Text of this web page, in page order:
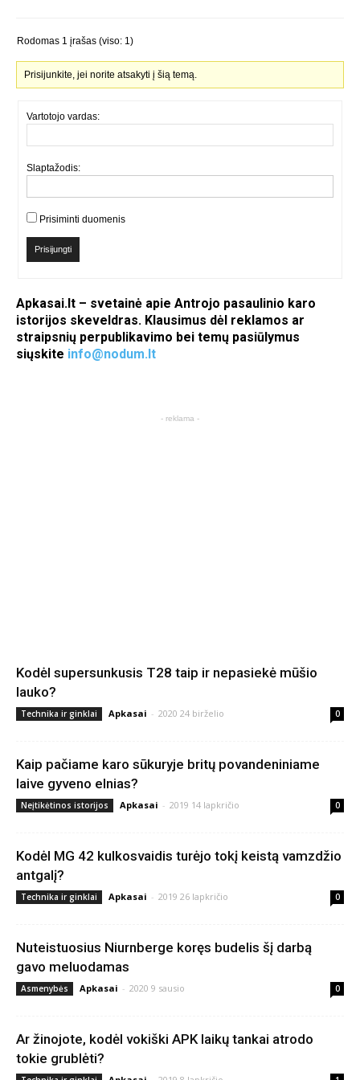
Rodomas 1 įrašas (viso: 1)
Prisijunkite, jei norite atsakyti į šią temą.
Vartotojo vardas:
Slaptažodis:
Prisiminti duomenis
Prisijungti
Apkasai.lt – svetainė apie Antrojo pasaulinio karo
istorijos skeveldras. Klausimus dėl reklamos ar
straipsnių perpublikavimo bei temų pasiūlymus
siųskite info@nodum.lt
- reklama -
Kodėl supersunkusis T28 taip ir nepasiekė mūšio
lauko?
Technika ir ginklai Apkasai - 2020 24 birželio 0
Kaip pačiame karo sūkuryje britų povandeniniame
laive gyveno elnias?
Neįtikėtinos istorijos Apkasai - 2019 14 lapkričio 0
Kodėl MG 42 kulkosvaidis turėjo tokį keistą vamzdžio
antgalį?
Technika ir ginklai Apkasai - 2019 26 lapkričio 0
Nuteistuosius Niurnberge koręs budelis šį darbą
gavo meluodamas
Asmenybės Apkasai - 2020 9 sausio 0
Ar žinojote, kodėl vokiški APK laikų tankai atrodo
tokie grublėti?